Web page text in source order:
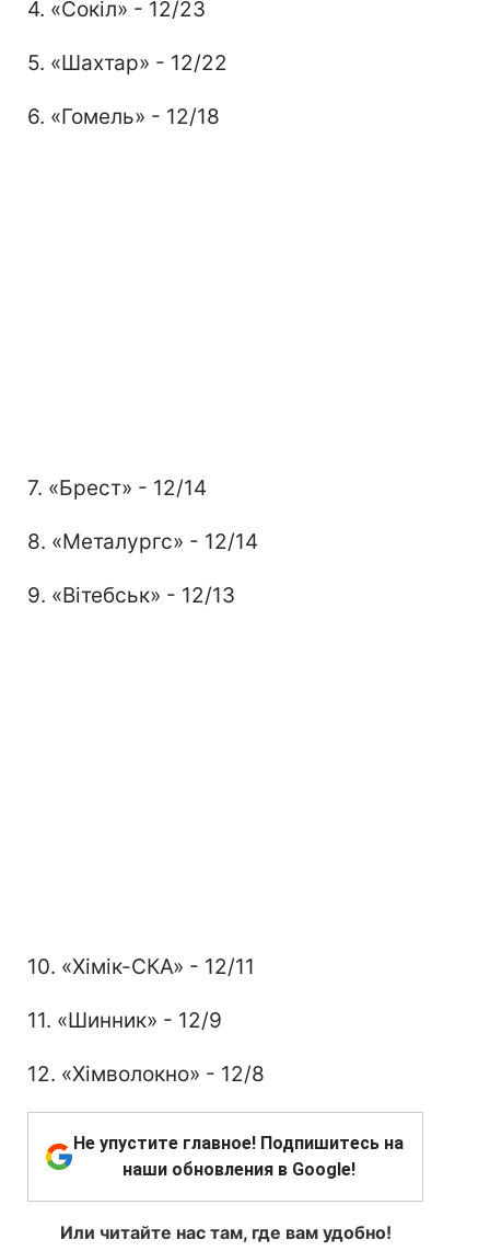
4. «Сокіл» - 12/23
5. «Шахтар» - 12/22
6. «Гомель» - 12/18
7. «Брест» - 12/14
8. «Металургс» - 12/14
9. «Вітебськ» - 12/13
10. «Хімік-СКА» - 12/11
11. «Шинник» - 12/9
12. «Хімволокно» - 12/8
Не упустите главное! Подпишитесь на
наши обновления в Google!
Или читайте нас там, где вам удобно!